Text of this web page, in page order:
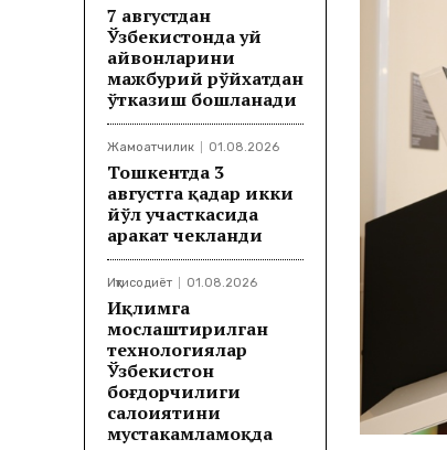
7 августдан
Ўзбекистонда уй
ҳайвонларини
мажбурий рўйхатдан
ўтказиш бошланади
Жамоатчилик 01.08.2026
Тошкентда 3
августга қадар икки
йўл участкасида
ҳаракат чекланди
Иқтисодиёт 01.08.2026
Иқлимга
мослаштирилган
технологиялар
Ўзбекистон
боғдорчилиги
салоҳиятини
мустаҳкамламоқда